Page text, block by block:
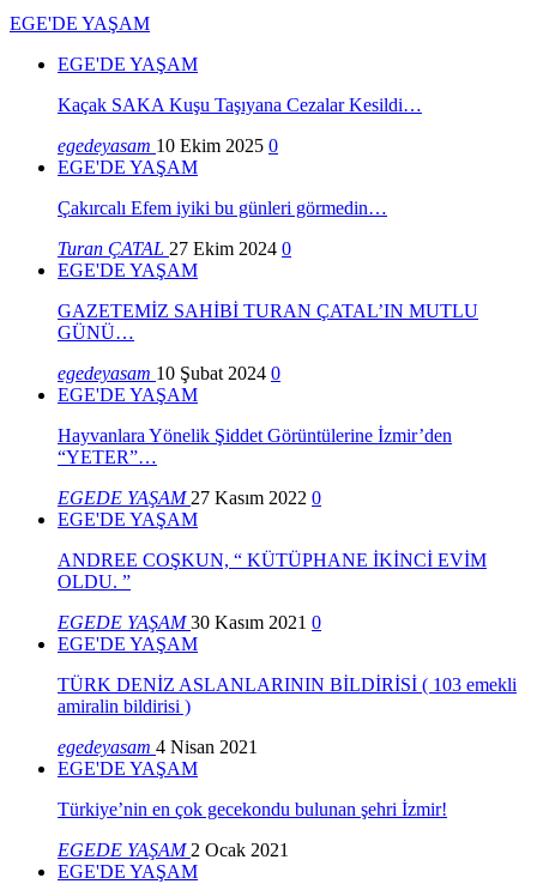
EGE'DE YAŞAM
EGE'DE YAŞAM
Kaçak SAKA Kuşu Taşıyana Cezalar Kesildi…
egedeyasam 10 Ekim 2025 0
EGE'DE YAŞAM
Çakırcalı Efem iyiki bu günleri görmedin…
Turan ÇATAL 27 Ekim 2024 0
EGE'DE YAŞAM
GAZETEMİZ SAHİBİ TURAN ÇATAL’IN MUTLU
GÜNÜ…
egedeyasam 10 Şubat 2024 0
EGE'DE YAŞAM
Hayvanlara Yönelik Şiddet Görüntülerine İzmir’den
“YETER”…
EGEDE YAŞAM 27 Kasım 2022 0
EGE'DE YAŞAM
ANDREE COŞKUN, “ KÜTÜPHANE İKİNCİ EVİM
OLDU. ”
EGEDE YAŞAM30 Kasım 2021 0
EGE'DE YAŞAM
TÜRK DENİZ ASLANLARININ BİLDİRİSİ ( 103 emekli
amiralin bildirisi )
egedeyasam 4 Nisan 2021
EGE'DE YAŞAM
Türkiye’nin en çok gecekondu bulunan şehri İzmir!
EGEDE YAŞAM 2 Ocak 2021
EGE'DE YAŞAM